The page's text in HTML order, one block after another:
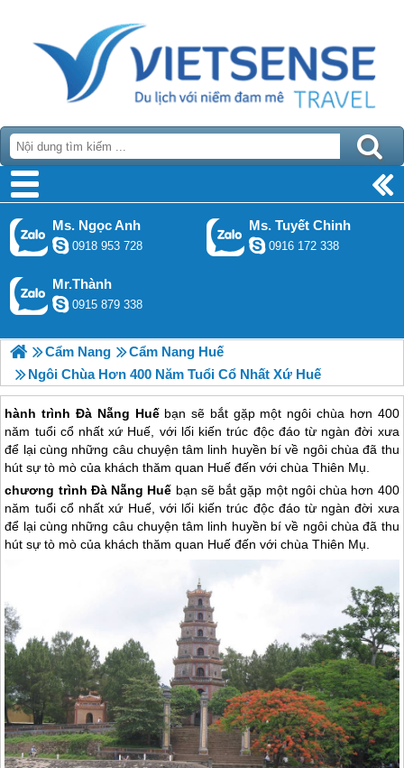
Ms. Ngọc Anh
0918 953 728
Ms. Tuyết Chinh
0916 172 338
Mr.Thành
0915 879 338
Cẩm Nang
Cẩm Nang Huế
Ngôi Chùa Hơn 400 Năm Tuổi Cổ Nhất Xứ Huế
hành trình Đà Nẵng Huếbạn sẽ bắt gặp một ngôi chùa hơn 400
năm tuổi cổ nhất xứ Huế, với lối kiến trúc độc đáo từ ngàn đời xưa
để lại cùng những câu chuyện tâm linh huyền bí về ngôi chùa đã thu
hút sự tò mò của khách thăm quan Huế đến với chùa Thiên Mụ.
chương trình Đà Nẵng Huế bạn sẽ bắt gặp một ngôi chùa hơn 400
năm tuổi cổ nhất xứ Huế, với lối kiến trúc độc đáo từ ngàn đời xưa
để lại cùng những câu chuyện tâm linh huyền bí về ngôi chùa đã thu
hút sự tò mò của khách thăm quan Huế đến với chùa Thiên Mụ.